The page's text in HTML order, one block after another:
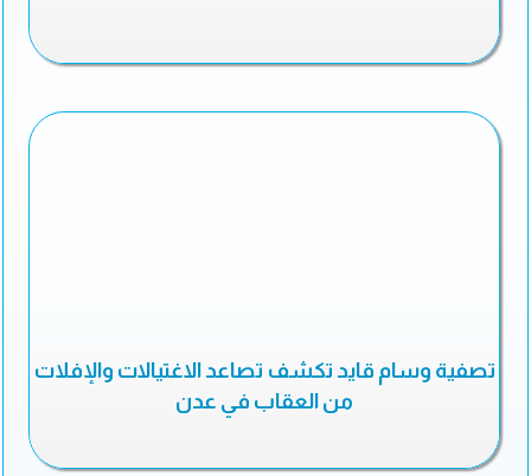
تصفية وسام قايد تكشف تصاعد الاغتيالات والإفلات
من العقاب في عدن